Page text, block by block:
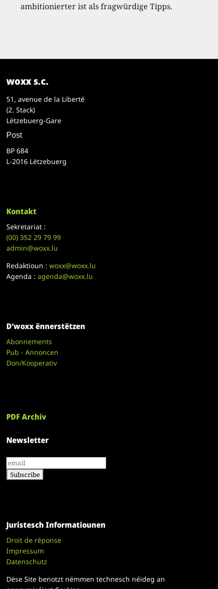
ambitionierter ist als fragwürdige Tipps.
woxx s.c.
51, avenue de la Liberté
(2. Stack)
Lëtzebuerg-Gare
Post
BP 684
L-2016 Lëtzebuerg
Kontakt
Sekretariat :
(00)352 29 79 99
admin@woxx.lu
Redaktioun :woxx@woxx.lu
Agenda :agenda@woxx.lu
D’woxx ënnerstëtzen
Abonnements
Pub - Annoncen
Don/Kooperativ
PDF Archiv
Newsletter
Juristesch Informatiounen
Droit de réponse
Impressum
Datenschutz
Dëse Site benotzt nëmmen technesch néideg an